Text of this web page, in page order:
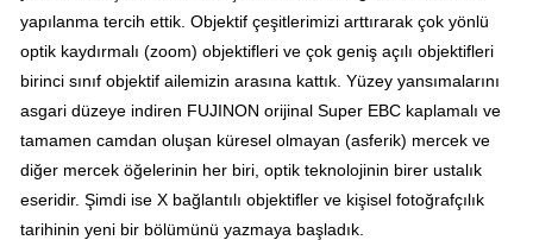
yapılanma tercih ettik. Objektif çeşitlerimizi arttırarak çok yönlü
optik kaydırmalı (zoom) objektifleri ve çok geniş açılı objektifleri
birinci sınıf objektif ailemizin arasına kattık. Yüzey yansımalarını
asgari düzeye indiren FUJINON orijinal Super EBC kaplamalı ve
tamamen camdan oluşan küresel olmayan (asferik) mercek ve
diğer mercek öğelerinin her biri, optik teknolojinin birer ustalık
eseridir. Şimdi ise X bağlantılı objektifler ve kişisel fotoğrafçılık
tarihinin yeni bir bölümünü yazmaya başladık.